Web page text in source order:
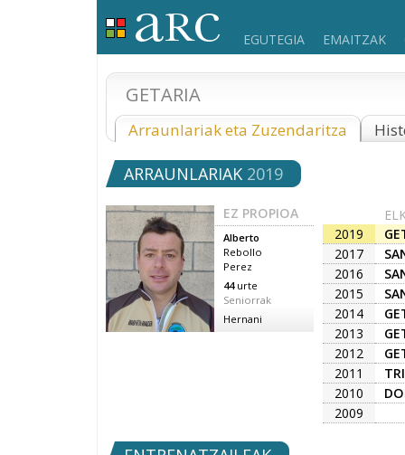
EGUTEGIA EMAITZAK
GETARIA
Arraunlariak eta Zuzendaritza
ARRAUNLARIAK 2019
EZ PROPIOA
Alberto
Rebollo
Perez
44urte
Seniorrak
Hernani
2019
2017
2016
2015
2014
2013
2012
2011
2010
2009